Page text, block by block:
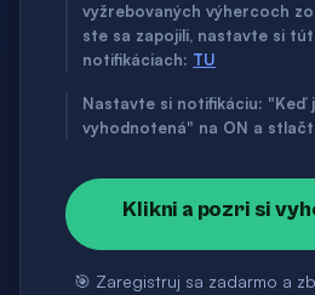
vyžrebovaných výhercoch
ste sa zapojili, nastavte si
notifikáciach: TU
Nastavte si notifikáciu: "Keď
vyhodnotená" na ON a
Klikni a pozri si
🎯 Zaregistruj sa zadarmo a